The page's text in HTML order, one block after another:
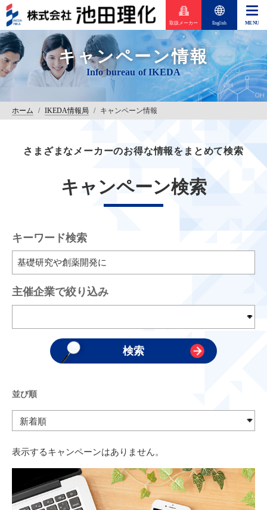
取扱メーカー English
キャンペーン情報
ホーム / IKEDA情報局 / キャンペーン情報
さまざまなメーカーのお得な情報をまとめて検索
キャンペーン検索
キーワード検索
主催企業で絞り込み
並び順
表示するキャンペーンはありません。